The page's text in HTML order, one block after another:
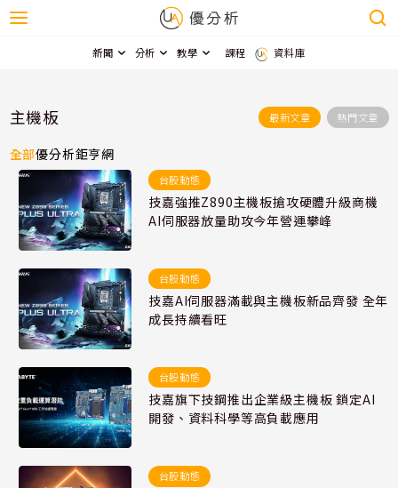
新聞 分析 教學 課程 資料庫
主機板 最新文章 熱門文章
全部優分析鉅亨網
台股動態
技嘉強推Z890主機板搶攻硬體升級商機
AI伺服器放量助攻今年營運攀峰
台股動態
技嘉AI伺服器滿載與主機板新品齊發 全年
成長持續看旺
台股動態
技嘉旗下技鋼推出企業級主機板 鎖定AI
開發、資料科學等高負載應用
台股動態